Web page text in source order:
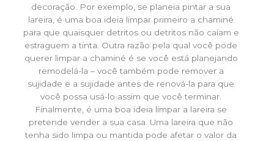
decoração. Por exemplo, se planeia pintar a sua
lareira, é uma boa ideia limpar primeiro a chaminé
para que quaisquer detritos ou detritos não caiam e
estraguem a tinta. Outra razão pela qual você pode
querer limpar a chaminé é se você está planejando
remodelá-la – você também pode remover a
sujidade e a sujidade antes de renová-la para que
você possa usá-lo assim que você terminar.
Finalmente, é uma boa ideia limpar a lareira se
pretende vender a sua casa. Uma lareira que não
tenha sido limpa ou mantida pode afetar o valor da